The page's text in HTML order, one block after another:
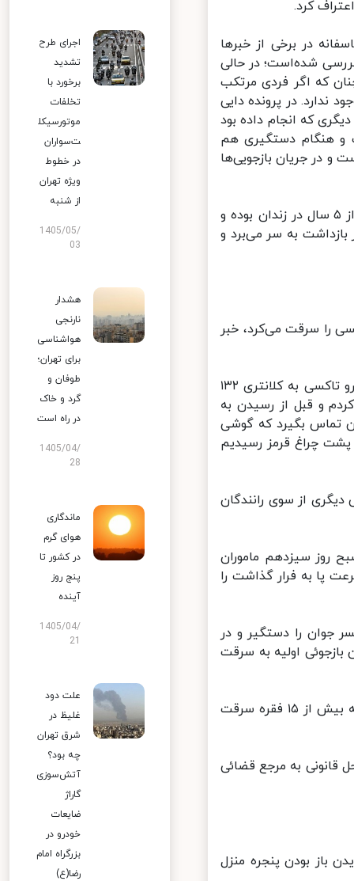
کرد.
در برخی از خبرها
شده‌است؛ در حالی
که اگر فردی مرتکب
در پرونده دایی
که انجام داده بود
هنگام دستگیری هم
در جریان بازجویی‌ها
صباحی با اشاره به اینکه، بررسی سوابق متهم نشان داد که متهم بیش از ۵ سال در زندان بوده و
به سر می‌برد و
را سرقت می‌کرد، خبر
سرهنگ «جهانشاه تیموری» در این باره گفت: دوازدهم آبان ماه راننده خودرو تاکسی به کلانتری ۱۳۲
و قبل از رسیدن به
بگیرد که گوشی
چراغ قرمز رسیدیم
دیگری از سوی رانندگان
گفت: تحقیقات پلیسی ادامه داشت تا اینکه ساعت ۸ صبح روز سیزدهم ماموران
پا به فرار گذاشت را
جوان را دستگیر و در
اولیه به سرقت
این مقام پلیسی ابراز داشت: متهم ۲۹ ساله پس از دستگیری در کلانتری به بیش از ۱۵ فقره سرقت
به مرجع قضائی
باز بودن پنجره منزل
اجرای طرح
تشدید
برخورد با
تخلفات
موتورسیکل
ت‌سواران
در خطوط
ویژه تهران
از شنبه
1405/05/
03
هشدار
نارنجی
هواشناسی
برای تهران؛
طوفان و
گرد و خاک
در راه است
1405/04/
28
ماندگاری
هوای گرم
در کشور تا
پنج روز
آینده
1405/04/
علت دود
غلیظ در
شرق تهران
چه بود؟
آتش‌سوزی
گاراژ
ضایعات
خودرو در
بزرگراه امام
رضا(ع)